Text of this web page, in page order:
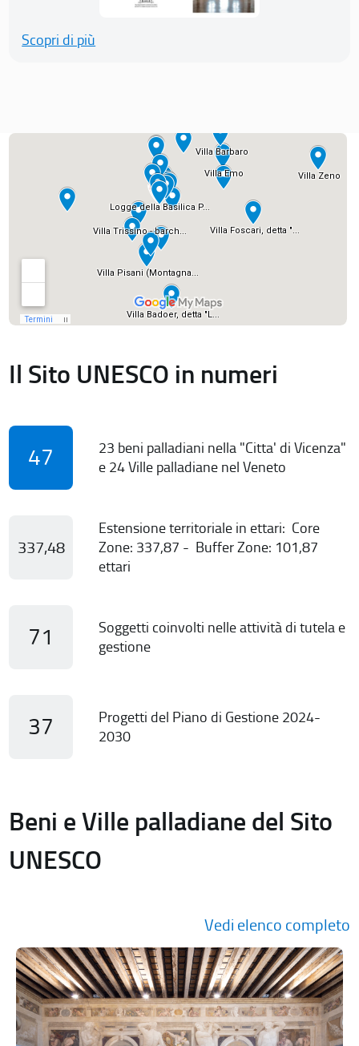
Scopri di più
Il Sito UNESCO in numeri
47
23 beni palladiani nella "Citta' di Vicenza"
e 24 Ville palladiane nel Veneto
337,48
Estensione territoriale in ettari: Core
Zone: 337,87 - Buffer Zone: 101,87
ettari
71
Soggetti coinvolti nelle attività di tutela e
gestione
37
Progetti del Piano di Gestione 2024-
2030
Beni e Ville palladiane del Sito
UNESCO
Vedi elenco completo